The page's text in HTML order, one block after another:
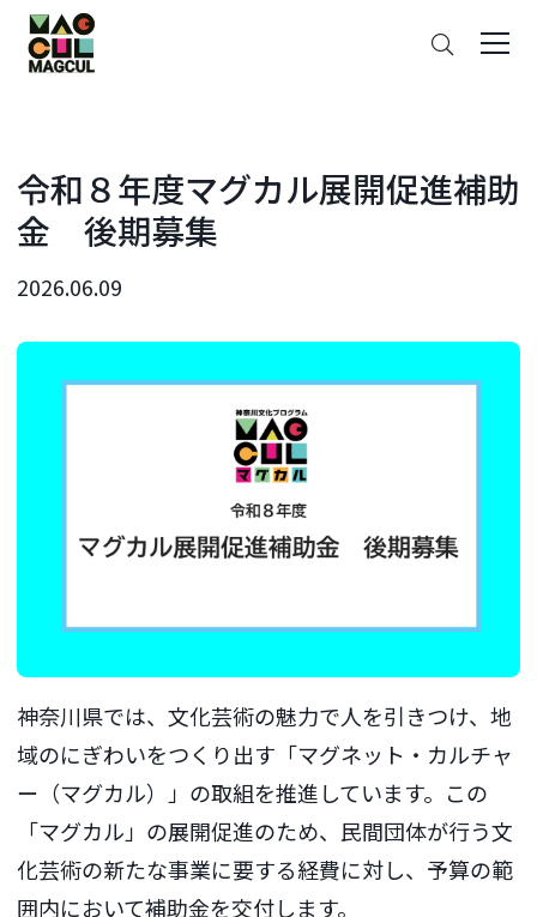
ン
テ
ン
キ
令和８年度マグカル展開促進補助
金 後期募集
2026.06.09
神奈川県では、文化芸術の魅力で人を引きつけ、地
域のにぎわいをつくり出す「マグネット・カルチャ
ー（マグカル）」の取組を推進しています。この
「マグカル」の展開促進のため、民間団体が行う文
化芸術の新たな事業に要する経費に対し、予算の範
囲内において補助金を交付します。